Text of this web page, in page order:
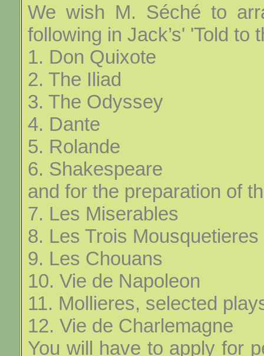
We wish M. Séché to
following in Jack’s' 'Told to
1. Don Quixote
2. The Iliad
3. The Odyssey
4. Dante
5. Rolande
6. Shakespeare
and for the preparation of
7. Les Miserables
8. Les Trois Mousquetieres
9. Les Chouans
10. Vie de Napoleon
11. Mollieres, selected
12. Vie de Charlemagne
You will have to apply for